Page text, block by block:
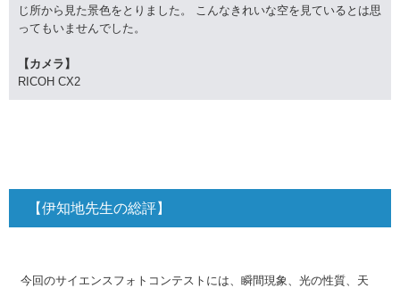
じ所から見た景色をとりました。 こんなきれいな空を見ているとは思
ってもいませんでした。
【カメラ】
RICOH CX2
【伊知地先生の総評】
今回のサイエンスフォトコンテストには、瞬間現象、光の性質、天